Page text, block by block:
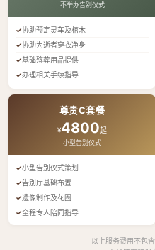
不举办告别仪式
协助预定灵车及棺木
协助为逝者穿衣净身
基础殡葬用品提供
办理相关手续指导
尊贵C套餐
¥4800起
小型告别仪式
小型告别仪式策划
告别厅基础布置
遗像制作及花圈
全程专人陪同指导
以上服务费用不包